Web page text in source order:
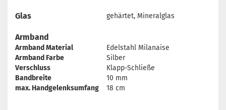
Glas gehärtet, Mineralglas
Armband
Armband Material
Edelstahl Milanaise
Armband Farbe
Silber
Verschluss
Klapp-Schließe
Bandbreite
10 mm
max. Handgelenksumfang
18 cm